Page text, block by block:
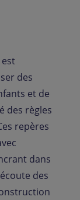
des
et de
des règles
repères
dans
des